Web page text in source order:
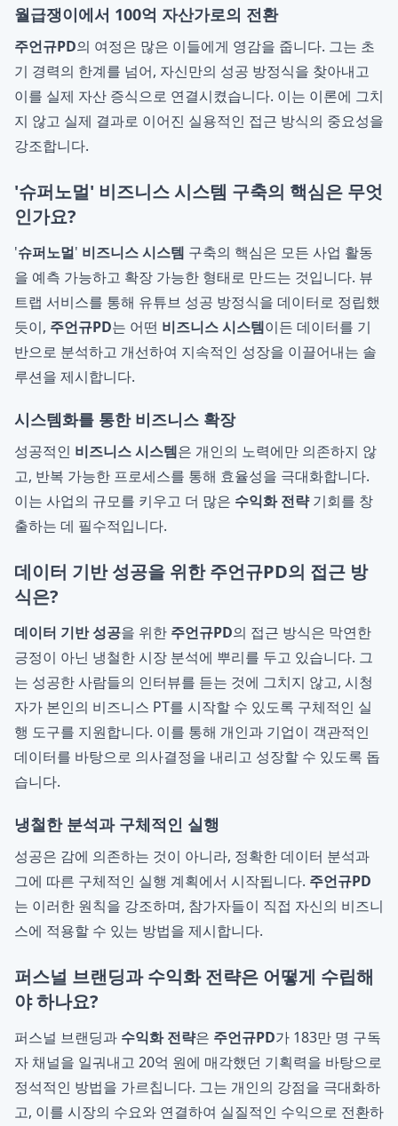
월급쟁이에서 100억 자산가로의 전환
주언규PD의 여정은 많은 이들에게 영감을 줍니다. 그는 초
기 경력의 한계를 넘어, 자신만의 성공 방정식을 찾아내고
이를 실제 자산 증식으로 연결시켰습니다. 이는 이론에 그치
지 않고 실제 결과로 이어진 실용적인 접근 방식의 중요성을
강조합니다.
'슈퍼노멀' 비즈니스 시스템 구축의 핵심은 무엇
인가요?
'슈퍼노멀' 비즈니스 시스템 구축의 핵심은 모든 사업 활동
을 예측 가능하고 확장 가능한 형태로 만드는 것입니다. 뷰
트랩 서비스를 통해 유튜브 성공 방정식을 데이터로 정립했
듯이, 주언규PD는 어떤 비즈니스 시스템이든 데이터를 기
반으로 분석하고 개선하여 지속적인 성장을 이끌어내는 솔
루션을 제시합니다.
시스템화를 통한 비즈니스 확장
성공적인 비즈니스 시스템은 개인의 노력에만 의존하지 않
고, 반복 가능한 프로세스를 통해 효율성을 극대화합니다.
이는 사업의 규모를 키우고 더 많은 수익화 전략기회를 창
출하는 데 필수적입니다.
데이터 기반 성공을 위한 주언규PD의 접근 방
식은?
데이터 기반 성공을 위한 주언규PD의 접근 방식은 막연한
긍정이 아닌 냉철한 시장 분석에 뿌리를 두고 있습니다. 그
는 성공한 사람들의 인터뷰를 듣는 것에 그치지 않고, 시청
자가 본인의 비즈니스 PT를 시작할 수 있도록 구체적인 실
행 도구를 지원합니다. 이를 통해 개인과 기업이 객관적인
데이터를 바탕으로 의사결정을 내리고 성장할 수 있도록 돕
습니다.
냉철한 분석과 구체적인 실행
성공은 감에 의존하는 것이 아니라, 정확한 데이터 분석과
그에 따른 구체적인 실행 계획에서 시작됩니다. 주언규PD
는 이러한 원칙을 강조하며, 참가자들이 직접 자신의 비즈니
스에 적용할 수 있는 방법을 제시합니다.
퍼스널 브랜딩과 수익화 전략은 어떻게 수립해
야 하나요?
퍼스널 브랜딩과 수익화 전략은 주언규PD가 183만 명 구독
자 채널을 일궈내고 20억 원에 매각했던 기획력을 바탕으로
정석적인 방법을 가르칩니다. 그는 개인의 강점을 극대화하
고, 이를 시장의 수요와 연결하여 실질적인 수익으로 전환하